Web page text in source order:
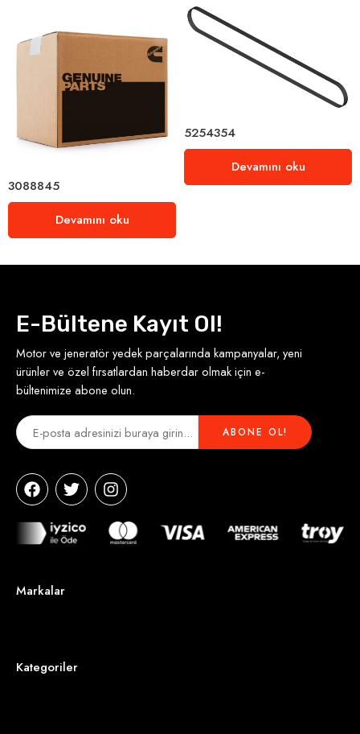
3088845
Devamını oku
5254354
Devamını oku
E-Bültene Kayıt Ol!
Motor ve jeneratör yedek parçalarında kampanyalar, yeni
ürünler ve özel fırsatlardan haberdar olmak için e-
bültenimize abone olun.
Markalar
Kategoriler